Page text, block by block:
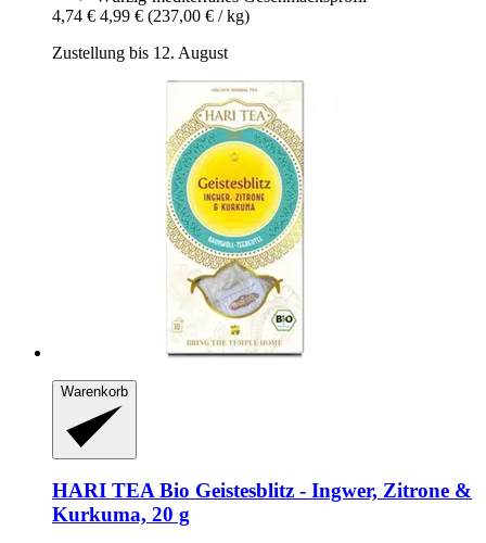
4,74 € 4,99 € (237,00 € / kg)
Zustellung bis 12. August
Warenkorb
HARI TEABio Geistesblitz -​ Ingwer, Zitrone &
Kurkuma, 20 g